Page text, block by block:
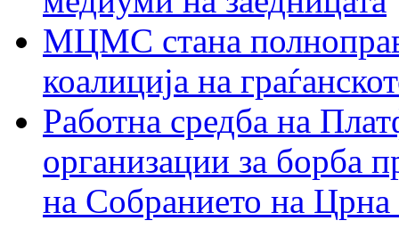
МЦМС стана
коалиција на
Работна средба на
организации за борба
на Собранието на Црна